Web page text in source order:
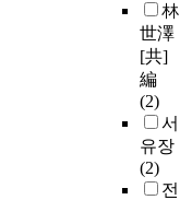
林
世澤
[共]
編
(2)
서
유장
(2)
전